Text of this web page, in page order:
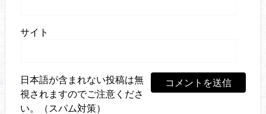
サイト
日本語が含まれない投稿は無
視されますのでご注意くださ
い。（スパム対策）